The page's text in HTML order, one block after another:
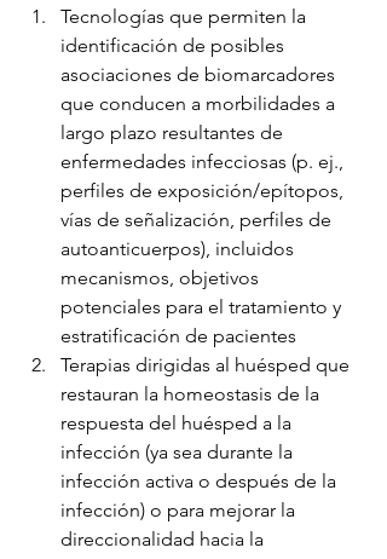
Tecnologías que permiten la
identificación de posibles
asociaciones de biomarcadores
que conducen a morbilidades a
largo plazo resultantes de
enfermedades infecciosas (p. ej.,
perfiles de exposición/epítopos,
vías de señalización, perfiles de
autoanticuerpos), incluidos
mecanismos, objetivos
potenciales para el tratamiento y
estratificación de pacientes
Terapias dirigidas al huésped que
restauran la homeostasis de la
respuesta del huésped a la
infección (ya sea durante la
infección activa o después de la
infección) o para mejorar la
direccionalidad hacia la